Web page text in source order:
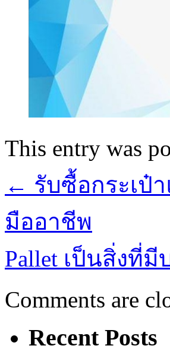
This entry was
← รับซื้อกระเป๋
มืออาชีพ
Pallet เป็นสิ่งที่
Comments are
Recent Posts